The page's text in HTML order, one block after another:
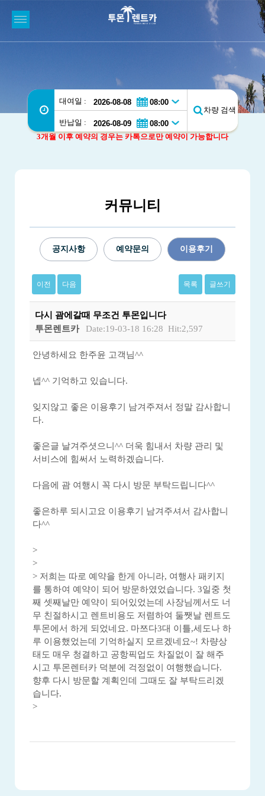
대여일 :
반납일 :
차량 검색
3개월 이후 예약의 경우는 카톡으로만 예약이 가능합니다
커뮤니티
공지사항 예약문의 이용후기
이전 다음 목록 글쓰기
다시 괌에갈때 무조건 투몬입니다
투몬렌트카
Date:19-03-18 16:28 Hit:2,597
안녕하세요 한주윤 고객님^^
넵^^ 기억하고 있습니다.
잊지않고 좋은 이용후기 남겨주져서 정말 감사합니
다.
좋은글 날겨주셧으니^^ 더욱 힘내서 차량 관리 및
서비스에 힘써서 노력하겠습니다.
다음에 괌 여행시 꼭 다시 방문 부탁드립니다^^
좋은하루 되시고요 이용후기 남겨주셔서 감사합니
다^^
>
>
> 저희는 따로 예약을 한게 아니라, 여행사 패키지
를 통하여 예약이 되어 방문하였었습니다. 3일중 첫
째 셋째날만 예약이 되어있었는데 사장님께서도 너
무 친절하시고 렌트비용도 저렴하여 둘쨋날 렌트도
투몬에서 하게 되었네요. 마쯔다3대 이틀,세도나 하
루 이용했었는데 기억하실지 모르겠네요~! 차량상
태도 매우 청결하고 공항픽업도 차질없이 잘 해주
시고 투몬렌터카 덕분에 걱정없이 여행했습니다.
향후 다시 방문할 계획인데 그때도 잘 부탁드리겠
습니다.
>